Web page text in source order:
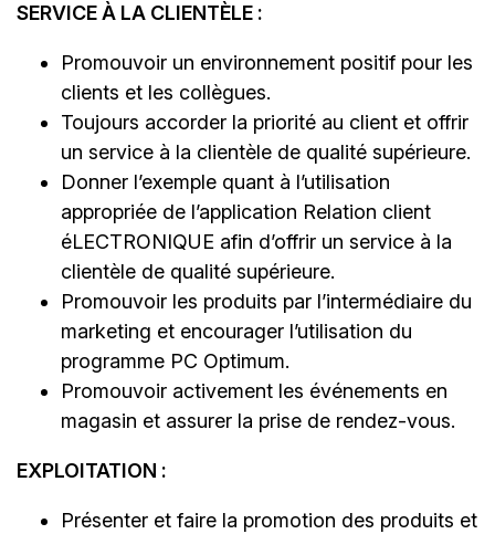
SERVICE À LA CLIENTÈLE :
Promouvoir un environnement positif pour les
clients et les collègues.
Toujours accorder la priorité au client et offrir
un service à la clientèle de qualité supérieure.
Donner l’exemple quant à l’utilisation
appropriée de l’application Relation client
éLECTRONIQUE afin d’offrir un service à la
clientèle de qualité supérieure.
Promouvoir les produits par l’intermédiaire du
marketing et encourager l’utilisation du
programme PC Optimum.
Promouvoir activement les événements en
magasin et assurer la prise de rendez-vous.
EXPLOITATION :
Présenter et faire la promotion des produits et